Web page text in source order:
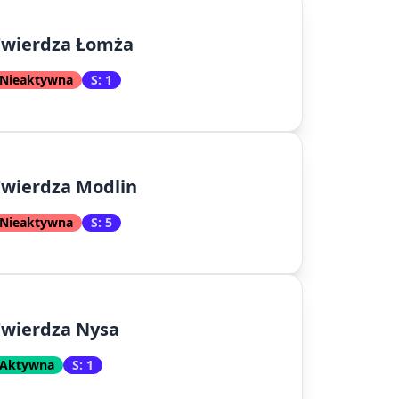
Łomża
Nieaktywna S: 1
Modlin
Nieaktywna S: 5
Nysa
Aktywna S: 1